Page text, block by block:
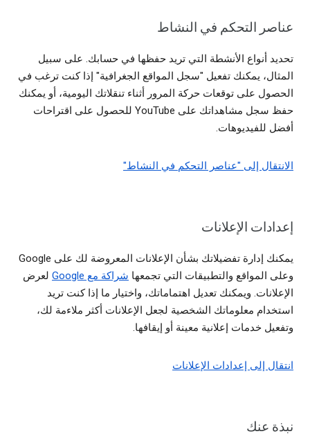
عناصر التحكم في النشاط
تحديد أنواع الأنشطة التي تريد حفظها في حسابك. على سبيل
المثال، يمكنك تفعيل "سجل المواقع الجغرافية" إذا كنت ترغب في
الحصول على توقعات حركة المرور أثناء تنقلاتك اليومية، أو يمكنك
حفظ سجل مشاهداتك على YouTube للحصول على اقتراحات
أفضل للفيديوهات.
الانتقال إلى "عناصر التحكم في النشاط"
إعدادات الإعلانات
يمكنك إدارة تفضيلاتك بشأن الإعلانات المعروضة لك على Google
وعلى المواقع والتطبيقات التي تجمعها شراكة مع Google
لعرض
الإعلانات. ويمكنك تعديل اهتماماتك، واختيار ما إذا كنت تريد
استخدام معلوماتك الشخصية لجعل الإعلانات أكثر ملاءمة لك،
وتفعيل خدمات إعلانية معينة أو إيقافها.
انتقال إلى إعدادات الإعلانات
نبذة عنك